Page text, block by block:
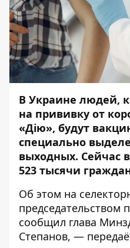
В Украине людей,
на прививку от
«Дію», будут
специально
выходных. Сейчас
523 тысячи
Об этом на
председательством
сообщил глава
Степанов, —